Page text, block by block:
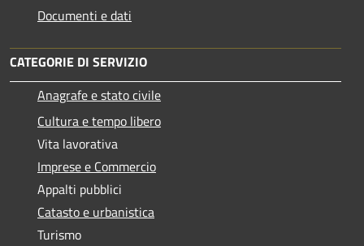
Documenti e dati
CATEGORIE DI SERVIZIO
Anagrafe e stato civile
Cultura e tempo libero
Vita lavorativa
Imprese e Commercio
Appalti pubblici
Catasto e urbanistica
Turismo